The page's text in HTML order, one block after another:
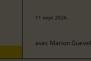
11 sept 2026
avec Marion Guevel